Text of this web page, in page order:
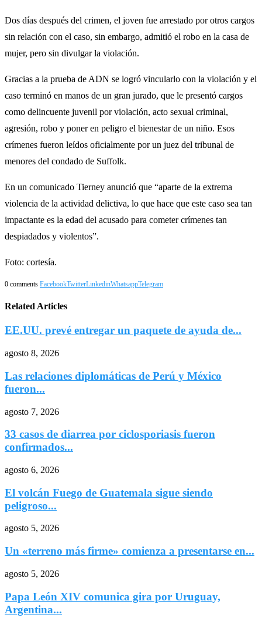
Dos días después del crimen, el joven fue arrestado por otros cargos
sin relación con el caso, sin embargo, admitió el robo en la casa de
mujer, pero sin divulgar la violación.
Gracias a la prueba de ADN se logró vincularlo con la violación y el
caso terminó en manos de un gran jurado, que le presentó cargos
como delincuente juvenil por violación, acto sexual criminal,
agresión, robo y poner en peligro el bienestar de un niño. Esos
crímenes fueron leídos oficialmente por un juez del tribunal de
menores del condado de Suffolk.
En un comunicado Tierney anunció que “aparte de la extrema
violencia de la actividad delictiva, lo que hace que este caso sea tan
impactante es la edad del acusado para cometer crímenes tan
despiadados y violentos”.
Foto: cortesía.
0 comments FacebookTwitterLinkedinWhatsappTelegram
Related Articles
EE.UU. prevé entregar un paquete de ayuda de...
agosto 8, 2026
Las relaciones diplomáticas de Perú y México
fueron...
agosto 7, 2026
33 casos de diarrea por ciclosporiasis fueron
confirmados...
agosto 6, 2026
El volcán Fuego de Guatemala sigue siendo
peligroso...
agosto 5, 2026
Un «terreno más firme» comienza a presentarse en...
agosto 5, 2026
Papa León XIV comunica gira por Uruguay,
Argentina...